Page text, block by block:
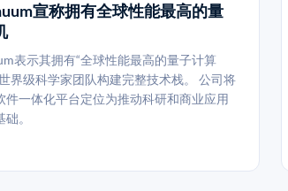
宣称拥有全球性能最高的量
表示其拥有“全球性能最高的量子计算
界级科学家团队构建完整技术栈。 公司将
件一体化平台定位为推动科研和商业应用
。